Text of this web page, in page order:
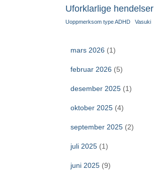
Uforklarlige hendelser
Uoppmerksom type ADHD Vasuki
mars 2026 (1)
februar 2026 (5)
desember 2025(1)
oktober 2025(4)
september 2025(2)
juli 2025(1)
juni 2025(9)